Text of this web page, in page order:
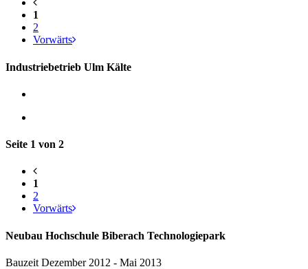
1
2
Vorwärts
Industriebetrieb Ulm Kälte
Seite 1 von 2
1
2
Vorwärts
Neubau Hochschule Biberach Technologiepark
Bauzeit Dezember 2012 - Mai 2013